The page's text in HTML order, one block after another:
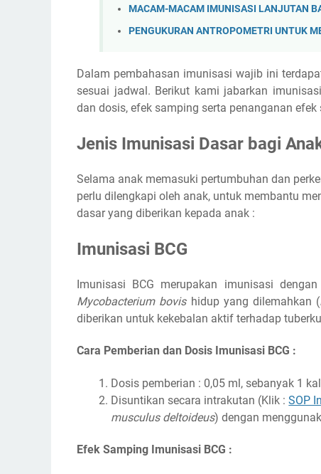
MACAM-MACAM IMUNISASI LANJUTAN
PENGUKURAN ANTROPOMETRI UNTUK
Dalam pembahasan imunisasi wajib ini
sesuai jadwal. Berikut kami jabarkan
dan dosis, efek samping serta penanganan efek
Jenis Imunisasi Dasar bagi
Selama anak memasuki pertumbuhan dan
perlu dilengkapi oleh anak, untuk membantu
dasar yang diberikan kepada anak :
Imunisasi BCG
Imunisasi BCG merupakan imunisasi
Mycobacterium bovis hidup yang dilemahkan (
diberikan untuk kekebalan aktif terhadap
Cara Pemberian dan Dosis Imunisasi BCG :
Dosis pemberian : 0,05 ml, sebanyak 1
Disuntikan secara intrakutan (Klik :SOP
musculus deltoideus) dengan
Efek Samping Imunisasi BCG :